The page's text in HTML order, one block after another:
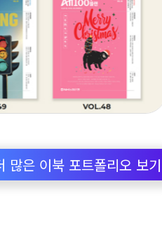
많은 이북 포트폴리오 보기